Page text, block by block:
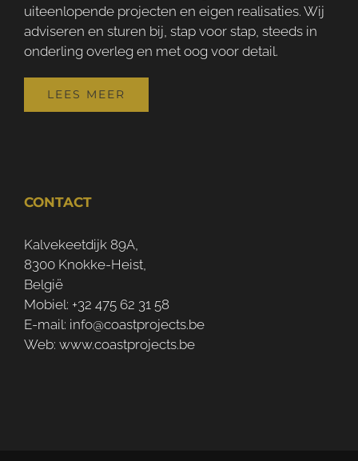
uiteenlopende projecten en eigen realisaties. Wij
adviseren en sturen bij, stap voor stap, steeds in
onderling overleg en met oog voor detail.
LEES MEER
CONTACT
Kalvekeetdijk 89A,
8300 Knokke-Heist,
België
Mobiel: +32 475 62 31 58
E-mail: info@coastprojects.be
Web: www.coastprojects.be